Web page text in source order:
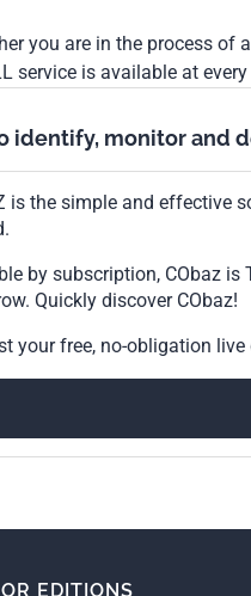
you are in the process of
service is available at
identify, monitor and
is the simple and effective
by subscription, CObaz
Quickly discover CObaz!
your free, no-obligation live
EDITIONS